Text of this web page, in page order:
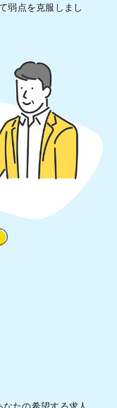
弱点を克服しまし